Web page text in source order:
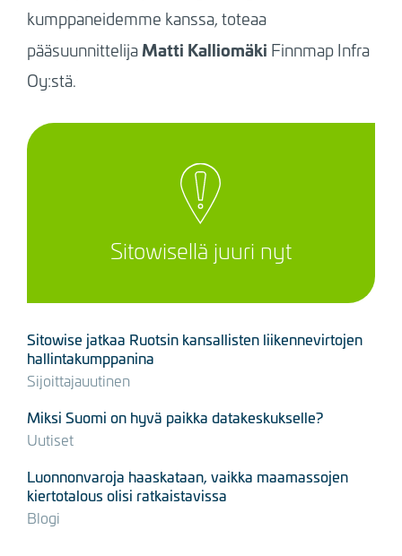
kumppaneidemme kanssa, toteaa
pääsuunnittelijaMatti Kalliomäki Finnmap Infra
Oy:stä.
Sitowisellä juuri nyt
Sitowise jatkaa Ruotsin kansallisten liikennevirtojen
hallintakumppanina
Sijoittajauutinen
Miksi Suomi on hyvä paikka datakeskukselle?
Uutiset
Luonnonvaroja haaskataan, vaikka maamassojen
kiertotalous olisi ratkaistavissa
Blogi